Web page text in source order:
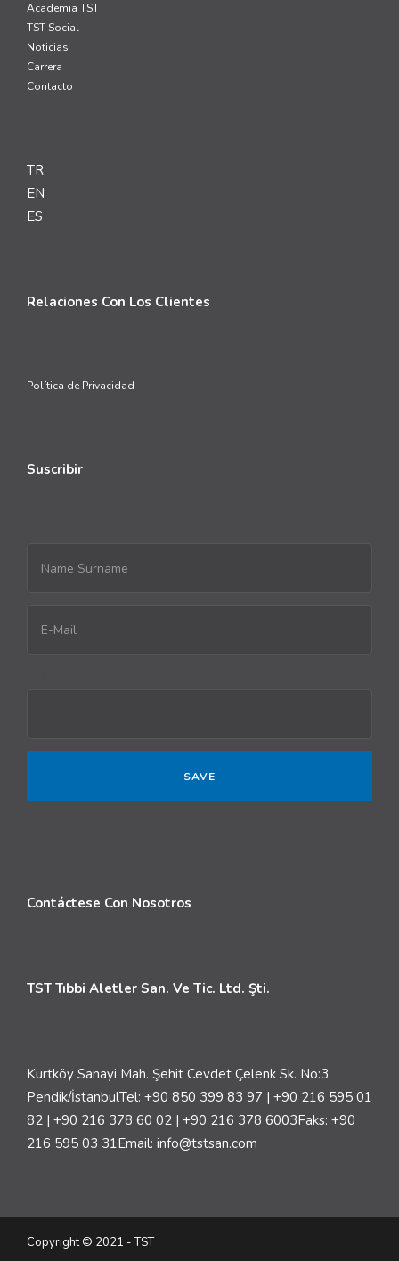
Academia TST
TST Social
Noticias
Carrera
Contacto
TR
EN
ES
Relaciones Con Los Clientes
Política de Privacidad
Suscribir
Contáctese Con Nosotros
TST Tıbbi Aletler San. Ve Tic. Ltd. Şti.
Kurtköy Sanayi Mah. Şehit Cevdet Çelenk Sk. No:3
Pendik/İstanbulTel: +90 850 399 83 97 | +90 216 595 01
82 | +90 216 378 60 02 | +90 216 378 6003Faks: +90
216 595 03 31Email: info@tstsan.com
Copyright © 2021 - TST